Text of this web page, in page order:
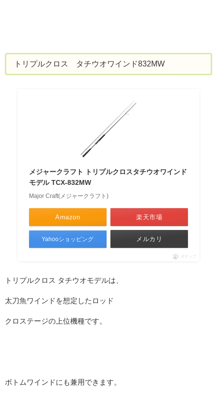
トリプルクロス タチウオワインド832MW
メジャークラフト トリプルクロスタチウオワインド
モデル TCX-832MW
Major Craft(メジャークラフト)
Amazon 楽天市場
Yahooショッピング メルカリ
ポチップ
トリプルクロス タチウオモデルは、
太刀魚ワインドを想定したロッド
クロステージの上位機種です。
ボトムワインドにも兼用できます。